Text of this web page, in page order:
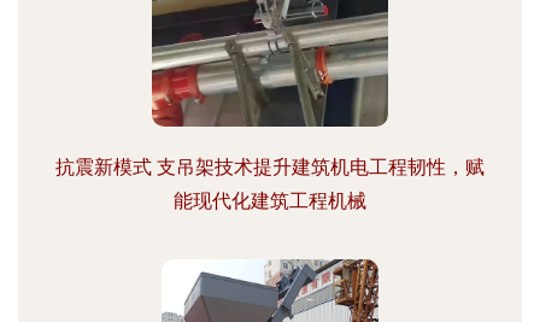
抗震新模式 支吊架技术提升建筑机电工程韧性，赋
能现代化建筑工程机械